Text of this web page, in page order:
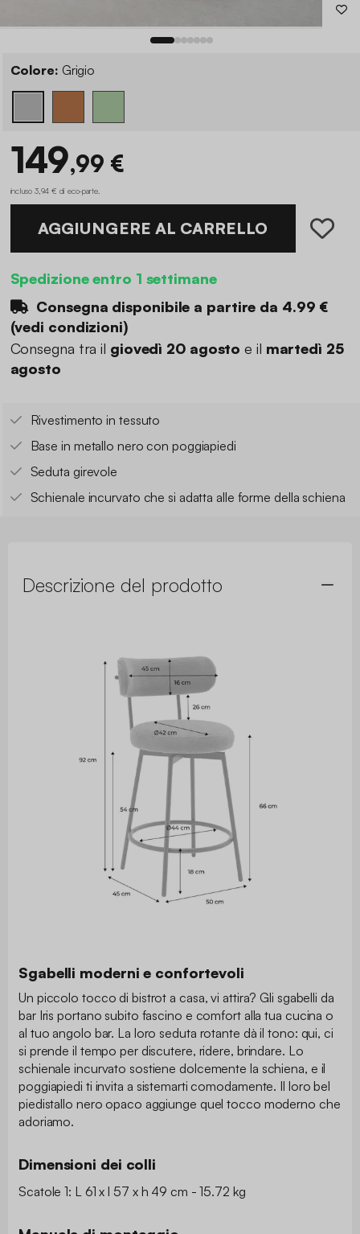
Colore: Grigio
149,99 €
incluso 3,94 € di eco-parte.
AGGIUNGERE AL CARRELLO
Spedizione entro 1 settimane
Consegna disponibile a partire da 4.99 €
(vedi condizioni)
Consegna tra il giovedì 20 agosto e il martedì 25
agosto
Rivestimento in tessuto
Base in metallo nero con poggiapiedi
Seduta girevole
Schienale incurvato che si adatta alle forme della schiena
Descrizione del prodotto
Sgabelli moderni e confortevoli
Un piccolo tocco di bistrot a casa, vi attira? Gli sgabelli da
bar Iris portano subito fascino e comfort alla tua cucina o
al tuo angolo bar. La loro seduta rotante dà il tono: qui, ci
si prende il tempo per discutere, ridere, brindare. Lo
schienale incurvato sostiene dolcemente la schiena, e il
poggiapiedi ti invita a sistemarti comodamente. Il loro bel
piedistallo nero opaco aggiunge quel tocco moderno che
adoriamo.
Dimensioni dei colli
Scatole 1: L 61 x l 57 x h 49 cm - 15.72 kg